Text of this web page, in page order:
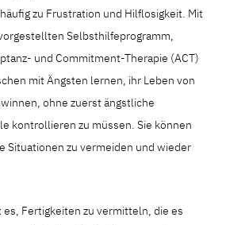
zu Frustration und Hilflosigkeit. Mit
Selbsthilfeprogramm,
und Commitment-Therapie (ACT)
mit Ängsten lernen, ihr Leben von
ohne zuerst ängstliche
kontrollieren zu müssen. Sie können
Situationen zu vermeiden und wieder
es, Fertigkeiten zu vermitteln, die es